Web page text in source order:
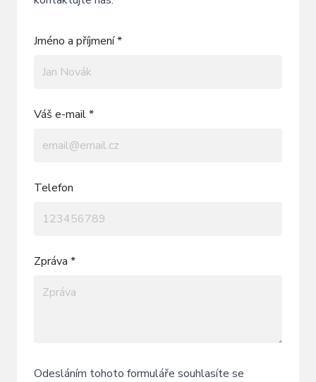
Jméno a příjmení *
Váš e-mail *
Telefon
Zpráva *
Odesláním tohoto formuláře souhlasíte se